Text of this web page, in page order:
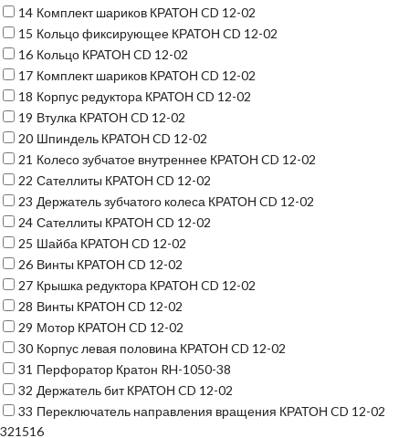
14 Комплект шариков КРАТОН CD 12-02
15 Кольцо фиксирующее КРАТОН CD 12-02
16 Кольцо КРАТОН CD 12-02
17 Комплект шариков КРАТОН CD 12-02
18 Корпус редуктора КРАТОН CD 12-02
19 Втулка КРАТОН CD 12-02
20 Шпиндель КРАТОН CD 12-02
21 Колесо зубчатое внутреннее КРАТОН CD 12-02
22 Сателлиты КРАТОН CD 12-02
23 Держатель зубчатого колеса КРАТОН CD 12-02
24 Сателлиты КРАТОН CD 12-02
25 Шайба КРАТОН CD 12-02
26 Винты КРАТОН CD 12-02
27 Крышка редуктора КРАТОН CD 12-02
28 Винты КРАТОН CD 12-02
29 Мотор КРАТОН CD 12-02
30 Корпус левая половина КРАТОН CD 12-02
31 Перфоратор Кратон RH-1050-38
32 Держатель бит КРАТОН CD 12-02
33 Переключатель направления вращения КРАТОН CD 12-02
321516